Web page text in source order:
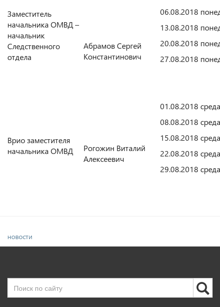
Заместитель
начальника ОМВД –
начальник
Следственного
отдела
Абрамов Сергей
Константинович
06.08.2018
13.08.2018
20.08.2018
27.08.2018
Врио заместителя
начальника ОМВД
Рогожин Виталий
Алексеевич
01.08.2018 среда
08.08.2018 среда
15.08.2018 среда
22.08.2018 среда
29.08.2018 среда
новости